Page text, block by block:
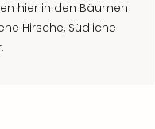
hier in den Bäumen
Hirsche, Südliche